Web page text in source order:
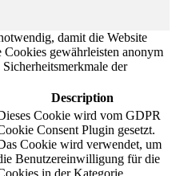
damit die Website
gewährleisten anonym
der
Description
Cookie wird vom GDPR
Consent Plugin gesetzt.
Cookie wird verwendet, um
Benutzereinwilligung für die
in der Kategorie